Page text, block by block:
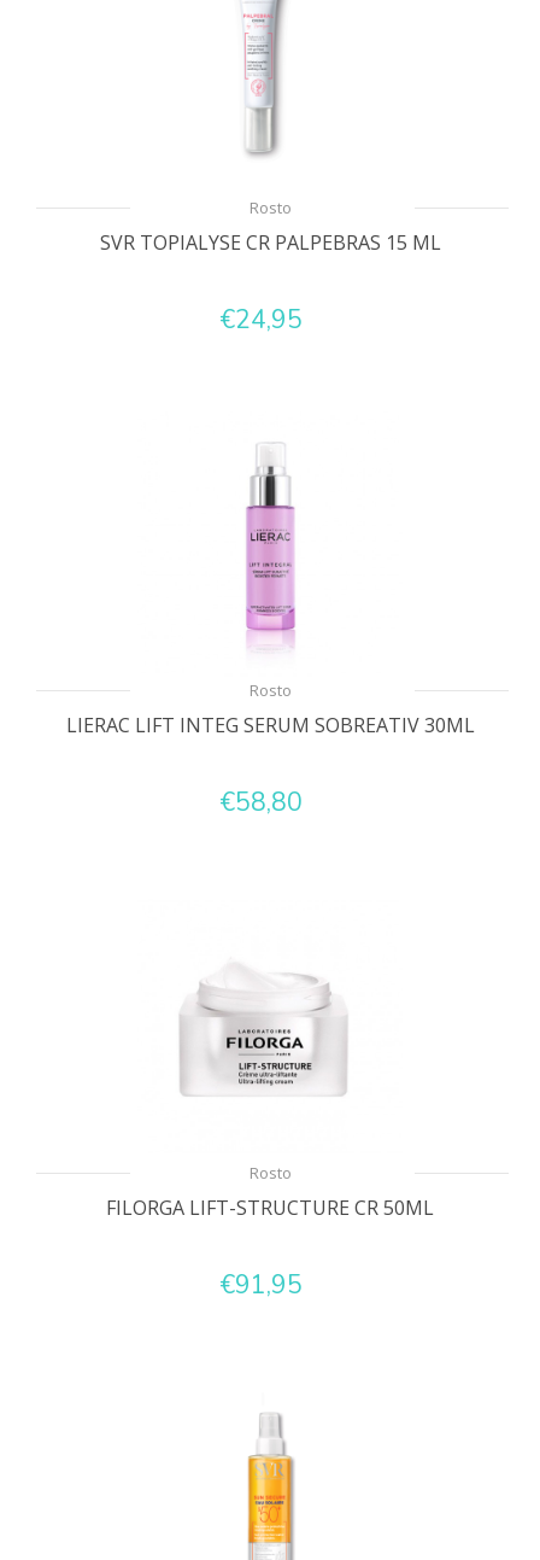
Rosto
SVR TOPIALYSE CR PALPEBRAS 15 ML
€24,95
Rosto
LIERAC LIFT INTEG SERUM SOBREATIV 30ML
€58,80
Rosto
FILORGA LIFT-STRUCTURE CR 50ML
€91,95